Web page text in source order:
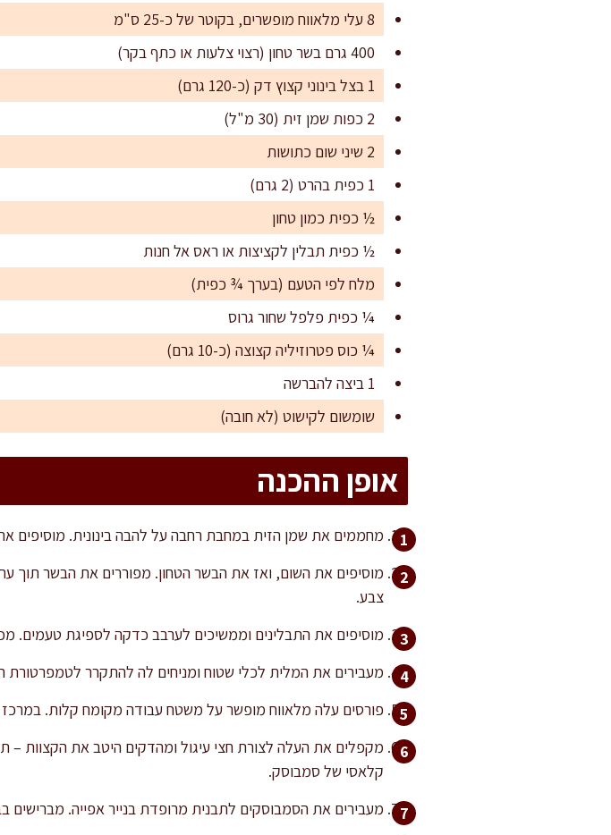
8 עלי מלאווח מופשרים, בקוטר של כ-25 ס"מ
400 גרם בשר טחון (רצוי צלעות או כתף בקר)
1 בצל בינוני קצוץ דק (כ-120 גרם)
2 כפות שמן זית (30 מ"ל)
2 שיני שום כתושות
1 כפית בהרט (2 גרם)
½ כפית כמון טחון
½ כפית תבלין לקציצות או ראס אל חנות
מלח לפי הטעם (בערך ¾ כפית)
¼ כפית פלפל שחור גרוס
¼ כוס פטרוזיליה קצוצה (כ-10 גרם)
1 ביצה להברשה
שומשום לקישוט (לא חובה)
אופן ההכנה
מחממים את שמן הזית במחבת רחבה על להבה בינונית.
צבע.
מוסיפים את התבלינים וממשיכים לערבב כדקה לספיגת טעמים.
מעבירים את המלית לכלי שטוח ומניחים לה להתקרר
פורסים עלה מלאווח מופשר על משטח עבודה מקומח קלות.
מקפלים את העלה לצורת חצי עיגול ומהדקים היטב את הקצוות –
קלאסי של סמבוסק.
מעבירים את הסמבוסקים לתבנית מרופדת בנייר אפייה.